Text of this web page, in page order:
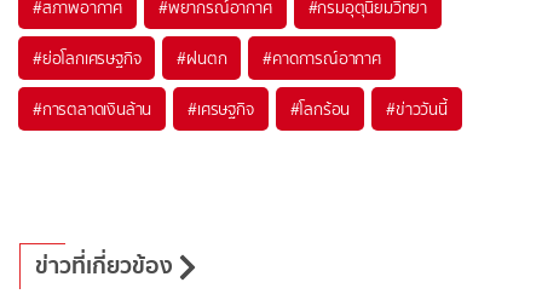
#สภาพอากาศ #พยากรณ์อากาศ #กรมอุตุนิยมวิทยา
#ย่อโลกเศรษฐกิจ #ฝนตก #คาดการณ์อากาศ
#การตลาดเงินล้าน #เศรษฐกิจ #โลกร้อน #ข่าววันนี้
ข่าวที่เกี่ยวข้อง